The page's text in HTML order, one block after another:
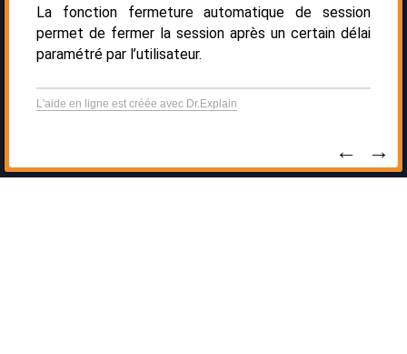
La fonction fermeture automatique de session
permet de fermer la session après un certain délai
paramétré par l’utilisateur.
L'aide en ligne est créée avec Dr.Explain